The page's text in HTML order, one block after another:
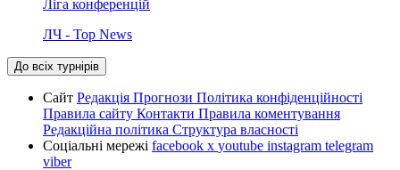
Ліга конференцій
ЛЧ - Top News
До всіх турнірів
Сайт Редакція Прогнози Політика конфіденційності
Правила сайту Контакти Правила коментування
Редакційна політика Структура власності
Соціальні мережі facebook x youtube instagram telegram
viber